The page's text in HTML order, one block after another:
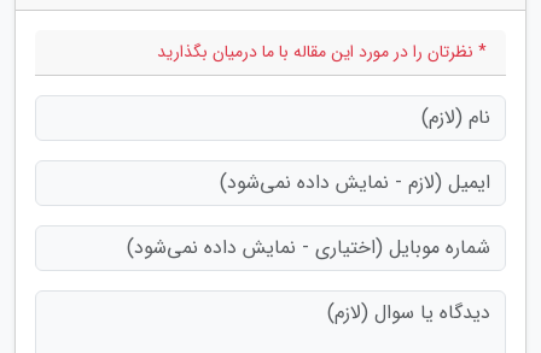
* نظرتان را در مورد این مقاله با ما درمیان بگذارید